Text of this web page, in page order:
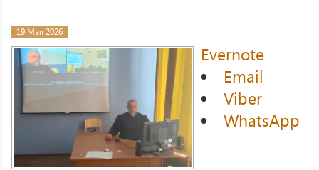
19 Мая 2026
Evernote
Email
Viber
WhatsApp